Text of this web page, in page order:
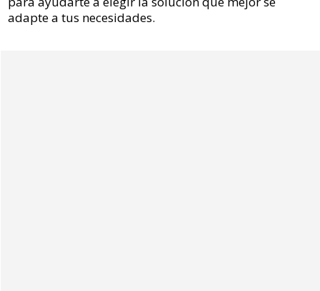
adapte a tus necesidades.